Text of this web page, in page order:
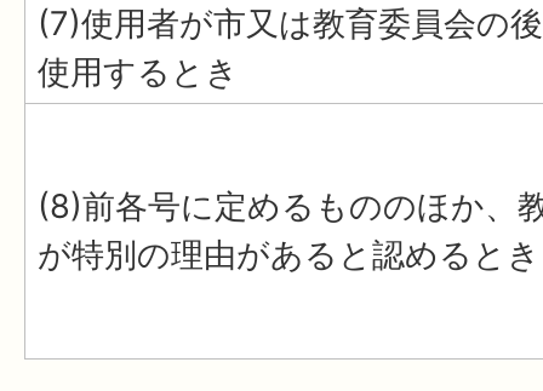
(7)使用者が市又は教育委員会の
使用するとき
(8)前各号に定めるもののほか、
が特別の理由があると認めるとき